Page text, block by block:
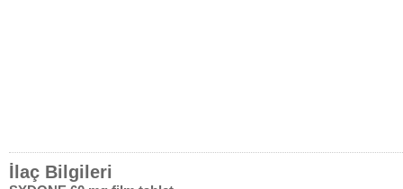
İlaç Bilgileri